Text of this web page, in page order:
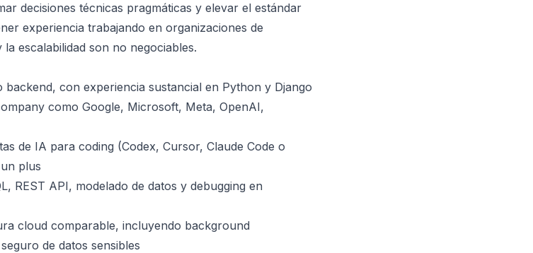
decisiones técnicas pragmáticas y elevar el estándar
experiencia trabajando en organizaciones de
escalabilidad son no negociables.
con experiencia sustancial en Python y Django
como Google, Microsoft, Meta, OpenAI,
de IA para coding (Codex, Cursor, Claude Code o
plus
REST API, modelado de datos y debugging en
cloud comparable, incluyendo background
de datos sensibles